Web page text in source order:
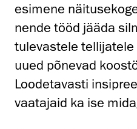
esimene
nende tööd jääda
tulevastele tellijatele
uued põnevad
Loodetavasti
vaatajaid ka ise